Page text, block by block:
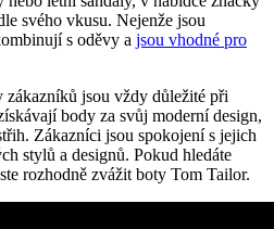
svého vkusu. Nejenže jsou
s oděvy a‍ jsou vhodné pro‍
zákazníků jsou ⁣vždy důležité při
body za ⁤svůj moderní design,
Zákazníci jsou spokojení s jejich
stylů​ a designů. Pokud hledáte
rozhodně zvážit boty Tom Tailor.